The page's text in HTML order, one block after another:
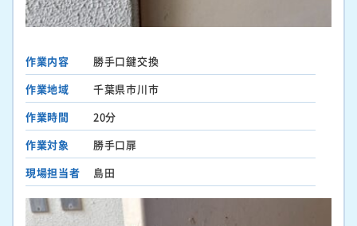
作業内容
勝手口鍵交換
作業地域
千葉県市川市
作業時間
20分
作業対象
勝手口扉
現場担当者
島田